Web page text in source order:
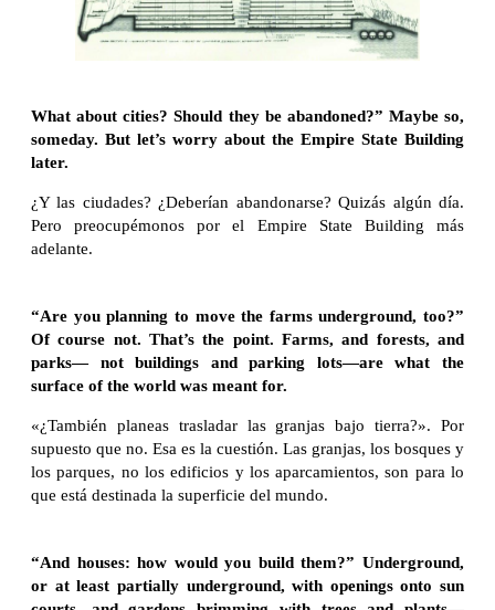
What about cities? Should they be abandoned?” Maybe so,
someday. But let’s worry about the Empire State Building
later.
¿Y las ciudades? ¿Deberían abandonarse? Quizás algún día.
Pero preocupémonos por el Empire State Building más
adelante.
“Are you planning to move the farms underground, too?”
Of course not. That’s the point. Farms, and forests, and
parks— not buildings and parking lots—are what the
surface of the world was meant for.
«¿También planeas trasladar las granjas bajo tierra?». Por
supuesto que no. Esa es la cuestión. Las granjas, los bosques y
los parques, no los edificios y los aparcamientos, son para lo
que está destinada la superficie del mundo.
“And houses: how would you build them?” Underground,
or at least partially underground, with openings onto sun